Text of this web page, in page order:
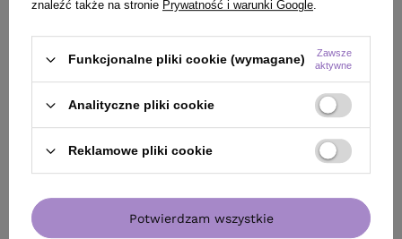
KLIENCI, KTÓRZY KUPILI TEN
PRODUKT KUPILI TAKŻE
znaleźć także na stronie Prywatność i warunki Google.
Funkcjonalne pliki cookie (wymagane)
Zawsze
aktywne
Analityczne pliki cookie
Reklamowe pliki cookie
Potwierdzam wszystkie